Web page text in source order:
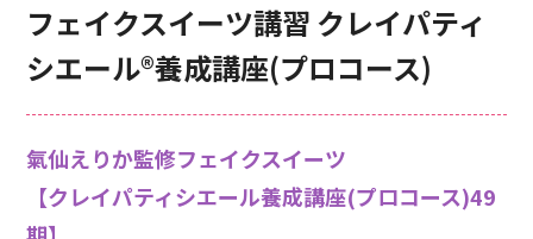
フェイクスイーツ講習 クレイパティ
シエール®養成講座(プロコース)
氣仙えりか監修フェイクスイーツ
【クレイパティシエール養成講座(プロコース)49